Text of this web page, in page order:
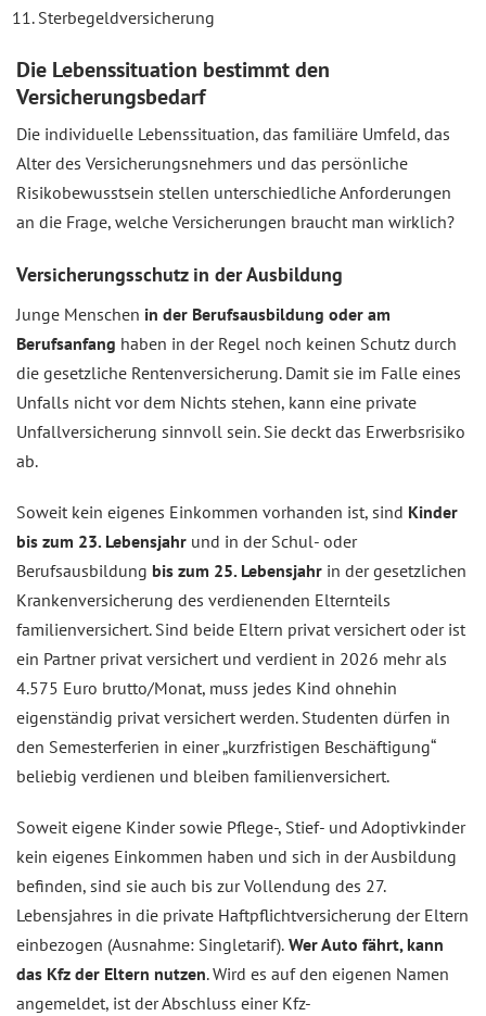
Sterbegeldversicherung
Die Lebenssituation bestimmt den
Versicherungsbedarf
Die individuelle Lebenssituation, das familiäre Umfeld, das
Alter des Versicherungsnehmers und das persönliche
Risikobewusstsein stellen unterschiedliche Anforderungen
an die Frage, welche Versicherungen braucht man wirklich?
Versicherungsschutz in der Ausbildung
Junge Menschen in der Berufsausbildung oder am
Berufsanfang haben in der Regel noch keinen Schutz durch
die gesetzliche Rentenversicherung. Damit sie im Falle eines
Unfalls nicht vor dem Nichts stehen, kann eine private
Unfallversicherung sinnvoll sein. Sie deckt das Erwerbsrisiko
ab.
Soweit kein eigenes Einkommen vorhanden ist, sind Kinder
bis zum 23. Lebensjahr und in der Schul- oder
Berufsausbildung bis zum 25. Lebensjahr in der gesetzlichen
Krankenversicherung des verdienenden Elternteils
familienversichert. Sind beide Eltern privat versichert oder ist
ein Partner privat versichert und verdient in 2026 mehr als
4.575 Euro brutto/Monat, muss jedes Kind ohnehin
eigenständig privat versichert werden. Studenten dürfen in
den Semesterferien in einer „kurzfristigen Beschäftigung“
beliebig verdienen und bleiben familienversichert.
Soweit eigene Kinder sowie Pflege-, Stief- und Adoptivkinder
kein eigenes Einkommen haben und sich in der Ausbildung
befinden, sind sie auch bis zur Vollendung des 27.
Lebensjahres in die private Haftpflichtversicherung der Eltern
einbezogen (Ausnahme: Singletarif). Wer Auto fährt, kann
das Kfz der Eltern nutzen. Wird es auf den eigenen Namen
angemeldet, ist der Abschluss einer Kfz-